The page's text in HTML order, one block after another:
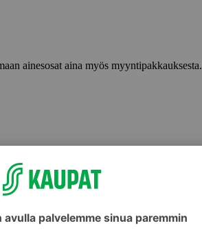
ainesosat aina myös myyntipakkauksesta.